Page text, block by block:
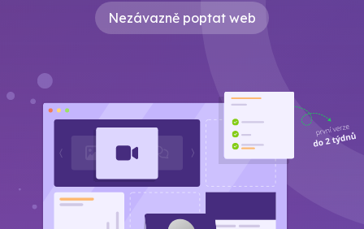
Nezávazně poptat web